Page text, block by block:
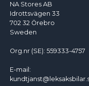
NA Stores AB
Idrottsvägen 33
702 32 Örebro
Sweden
Org.nr (SE): 559333-4757
E-mail: